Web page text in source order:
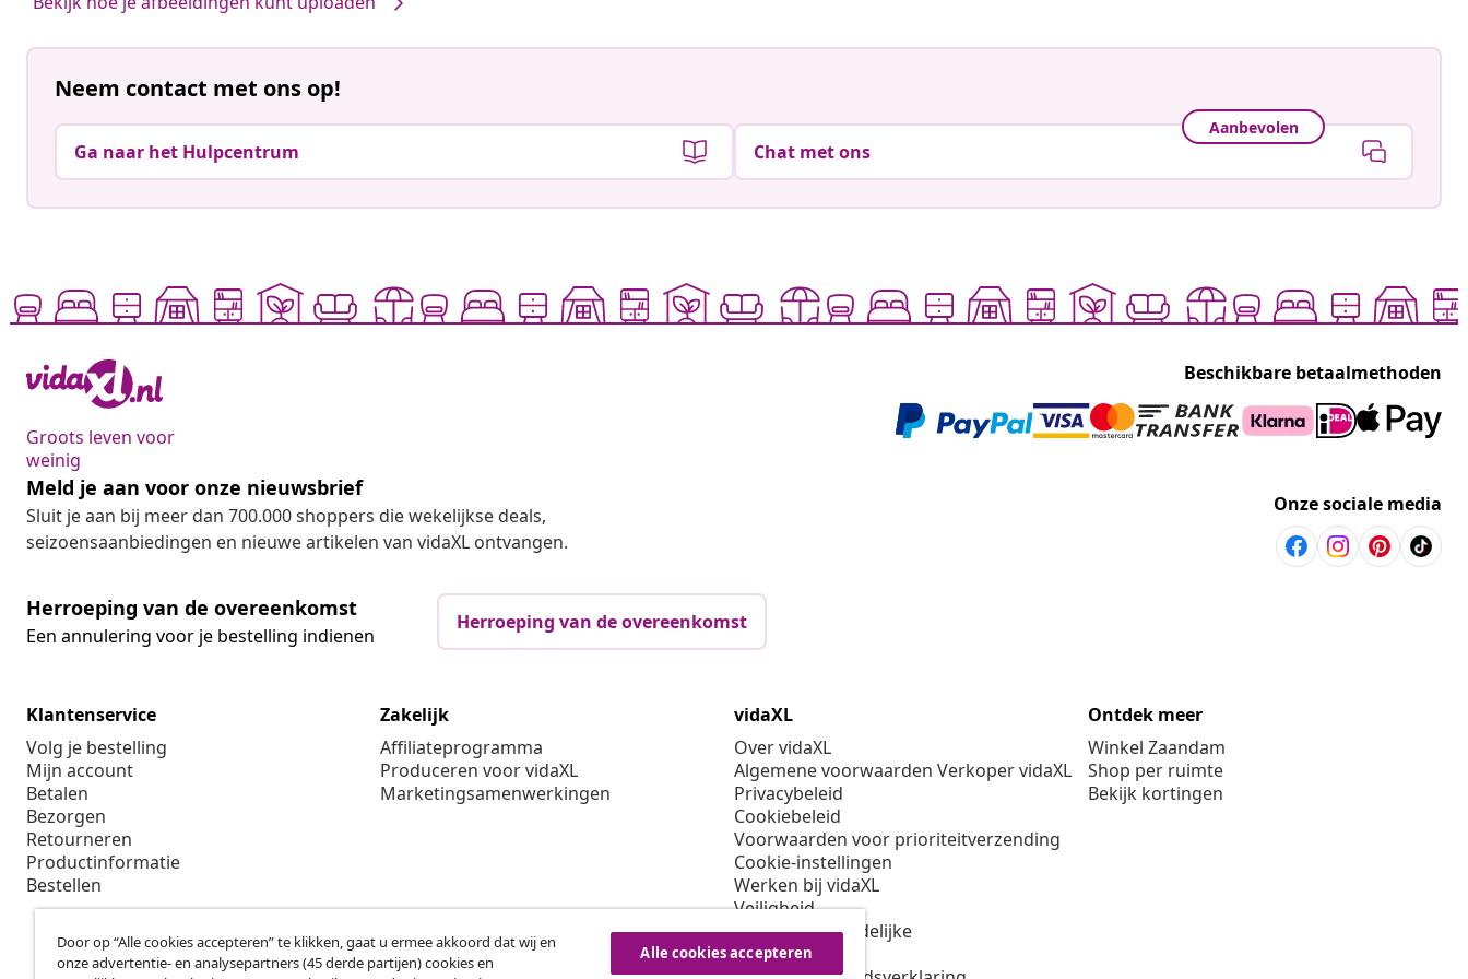
Neem contact met ons op!
Ga naar het Hulpcentrum
Aanbevolen
Chat met ons
Groots leven voor
weinig
Beschikbare betaalmethoden
Meld je aan voor onze nieuwsbrief
Sluit je aan bij meer dan 700.000 shoppers die wekelijkse deals,
seizoensaanbiedingen en nieuwe artikelen van vidaXL ontvangen.
Onze sociale media
Herroeping van de overeenkomst
Een annulering voor je bestelling indienen
Herroeping van de overeenkomst
Klantenservice
Volg je bestelling
Mijn account
Betalen
Bezorgen
Retourneren
Productinformatie
Bestellen
Zakelijk
Affiliateprogramma
Produceren voor vidaXL
Marketingsamenwerkingen
vidaXL
Over vidaXL
Algemene voorwaarden Verkoper vidaXL
Privacybeleid
Cookiebeleid
Voorwaarden voor prioriteitverzending
Cookie-instellingen
Werken bij vidaXL
Veiligheid
EU verantwoordelijke
Beleid voor EPR
Ontdek meer
Winkel Zaandam
Shop per ruimte
Bekijk kortingen
Door op “Alle cookies accepteren” te klikken, gaat u ermee akkoord dat wij en
onze advertentie- en analysepartners (45 derde partijen) cookies en
Alle cookies accepteren